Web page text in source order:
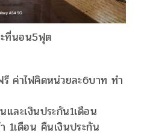
ที่นอน5ฟุต
ค่าไฟคิดหน่วยละ6บาท ทำ
และเงินประกัน1เดือน
1เดือน คืนเงินประกัน